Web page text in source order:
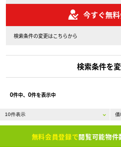
今すぐ無
検索条件の変更はこちらから
検索条件を
0件中、 0件を表示中
無料会員登録で閲覧可能物件